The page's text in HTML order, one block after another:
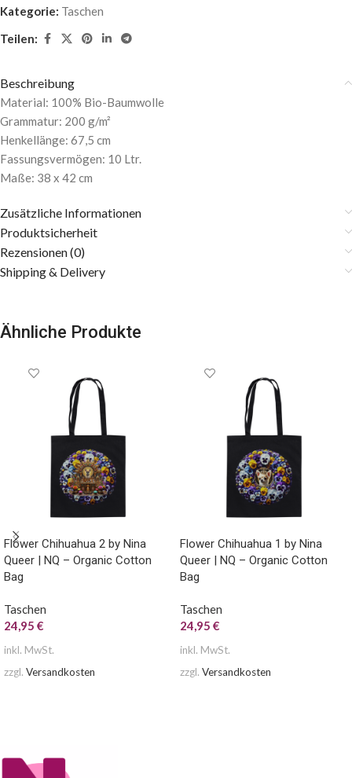
Kategorie: Taschen
Teilen:
Beschreibung
Material: 100% Bio-Baumwolle
Grammatur: 200 g/m²
Henkellänge: 67,5 cm
Fassungsvermögen: 10 Ltr.
Maße: 38 x 42 cm
Zusätzliche Informationen
Produktsicherheit
Rezensionen (0)
Shipping & Delivery
Ähnliche Produkte
Flower Chihuahua 2 by Nina
Queer | NQ – Organic Cotton
Bag
Taschen
24,95 €
inkl. MwSt.
zzgl. Versandkosten
Flower Chihuahua 1 by Nina
Queer | NQ – Organic Cotton
Bag
Taschen
24,95 €
inkl. MwSt.
zzgl. Versandkosten